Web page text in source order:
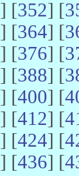
] [352] [
] [364] [
] [376] [
] [388] [
] [400] [
] [412] [
] [424] [
] [436] [